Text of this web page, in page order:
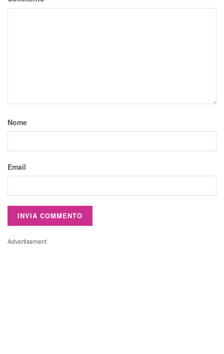
Nome
Email
Advertisement